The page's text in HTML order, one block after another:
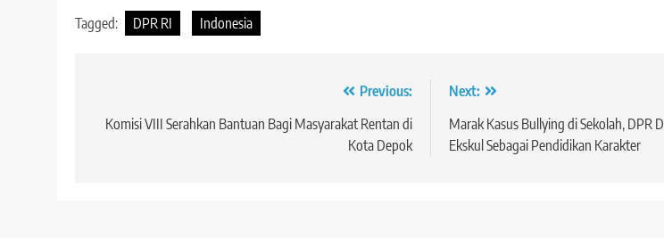
Tagged: DPR RI Indonesia
pos
Previous:
Komisi VIII Serahkan Bantuan Bagi Masyarakat Rentan di
Kota Depok
Next:
Marak Kasus Bullying di Sekolah, DPR
Ekskul Sebagai Pendidikan Karakter